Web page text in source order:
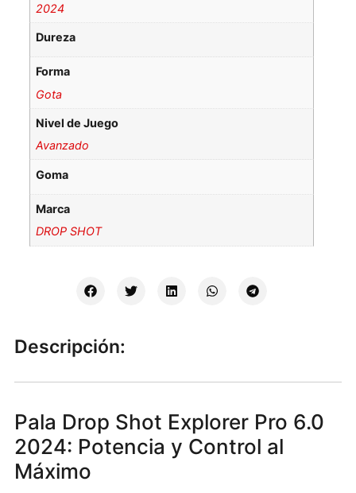
2024
Dureza
Forma
Gota
Nivel de Juego
Avanzado
Goma
Marca
DROP SHOT
Descripción:
Pala Drop Shot Explorer Pro 6.0
2024: Potencia y Control al
Máximo